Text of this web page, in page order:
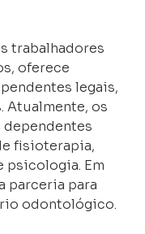
trabalhadores
oferece
legais,
os
fisioterapia,
Em
parceria para
odontológico.